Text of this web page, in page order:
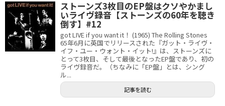
ストーンズ3枚目のEP盤はクソやかまし
いライヴ録音【ストーンズの60年を聴き
倒す】#12
got LIVE if you want it！ (1965) The Rolling Stones
65年6月に英国でリリースされた『ガット・ライヴ・
イフ・ユー・ウォント・イット!』は、ストーンズに
とって3枚目、そして最後となったEP盤であり、初の
ライヴ録音だ。（ちなみに「EP盤」とは、シング
ル...
記事を読む